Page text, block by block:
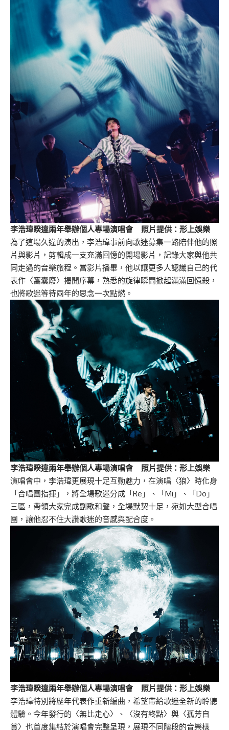
李浩瑋睽違兩年舉辦個人專場演唱會 照片提供：形上娛樂
為了這場久違的演出，李浩瑋事前向歌迷募集一路陪伴他的照
片與影片，剪輯成一支充滿回憶的開場影片，記錄大家與他共
同走過的音樂旅程。當影片播畢，他以讓更多人認識自己的代
表作〈窩囊廢〉揭開序幕，熟悉的旋律瞬間掀起滿滿回憶殺，
也將歌迷等待兩年的思念一次點燃。
李浩瑋睽違兩年舉辦個人專場演唱會 照片提供：形上娛樂
演唱會中，李浩瑋更展現十足互動魅力，在演唱〈狼〉時化身
「合唱團指揮」，將全場歌迷分成「Re」、「Mi」、「Do」
三區，帶領大家完成副歌和聲，全場默契十足，宛如大型合唱
團，讓他忍不住大讚歌迷的音感與配合度。
李浩瑋睽違兩年舉辦個人專場演唱會 照片提供：形上娛樂
李浩瑋特別將歷年代表作重新編曲，希望帶給歌迷全新的聆聽
體驗。今年發行的〈無比走心〉、〈沒有終點〉與〈孤芳自
賞〉也首度集結於演唱會完整呈現，展現不同階段的音樂樣